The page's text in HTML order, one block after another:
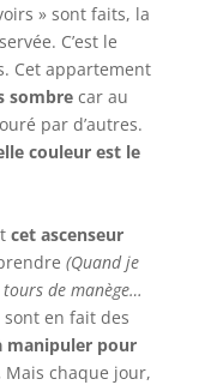
» sont faits, la
C’est le
Cet appartement
sombrecar au
par d’autres.
couleur est le
cet ascenseur
(Quand je
tours de manège…
en fait des
manipuler pour
Mais chaque jour,